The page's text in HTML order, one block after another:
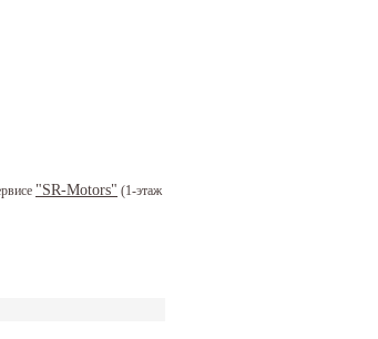
"SR-Motors" (1-этаж